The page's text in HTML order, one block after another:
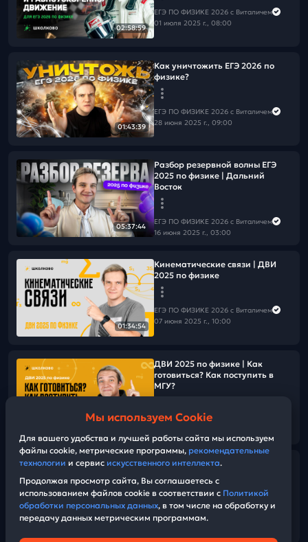
02:58:59
ЕГЭ ПО ФИЗИКЕ 2026 с Виталичем
01 июля 2025 г., 08:00
01:43:39
Как уничтожить ЕГЭ 2026 по
физике?
ЕГЭ ПО ФИЗИКЕ 2026 с Виталичем
28 июня 2025 г., 09:00
05:37:44
Разбор резервной волны ЕГЭ
2025 по физике | Дальний
Восток
ЕГЭ ПО ФИЗИКЕ 2026 с Виталичем
16 июня 2025 г., 03:00
01:34:54
Кинематические связи | ДВИ
2025 по физике
ЕГЭ ПО ФИЗИКЕ 2026 с Виталичем
07 июня 2025 г., 10:00
ДВИ 2025 по физике | Как
готовиться? Как поступить в
МГУ?
ЕГЭ ПО ФИЗИКЕ 2026 с Виталичем
Мы покорили ЕГЭ
ЕГЭ ПО ФИЗИКЕ 2026 с Виталичем
03 июня 2025 г., 16:00
Мы используем Cookie
Для вашего удобства и лучшей работы сайта мы используем
файлы cookie, метрические программы, рекомендательные
технологии и сервис искусственного интеллекта.
Продолжая просмотр сайта, Вы соглашаетесь с
использованием файлов cookie в соответствии с Политикой
обработки персональных данных, в том числе на обработку и
передачу данных метрическим программам.